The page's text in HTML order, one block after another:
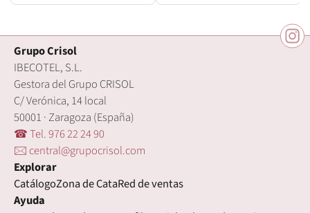
Grupo Crisol
IBECOTEL, S.L.
Gestora del Grupo CRISOL
C/ Verónica, 14 local
50001 · Zaragoza (España)
☎ Tel. 976 22 24 90
🖂 central@grupocrisol.com
Explorar
CatálogoZona de CataRed de ventas
Ayuda